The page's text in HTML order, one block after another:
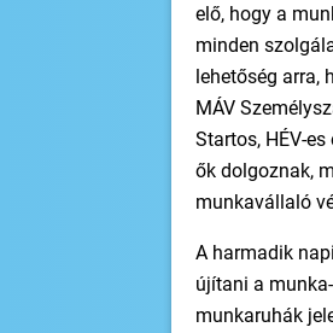
elő, hogy a
minden
lehetőség arra,
MÁV
Startos, HÉV-
ők dolgoznak,
munkavállaló
A harmadik
újítani a
munkaruhák